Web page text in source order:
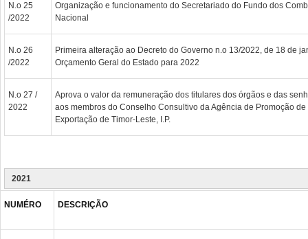
N.o 25
/2022
Organização e funcionamento do Secretariado do Fundo dos
Nacional
N.o 26
/2022
Primeira alteração ao Decreto do Governo n.o 13/2022, de 18 de
Orçamento Geral do Estado para 2022
N.o 27 /
2022
Aprova o valor da remuneração dos titulares dos órgãos e das
aos membros do Conselho Consultivo da Agência de Promoção de
Exportação de Timor-Leste, I.P.
2021
NUMÉRO DESCRIÇÃO